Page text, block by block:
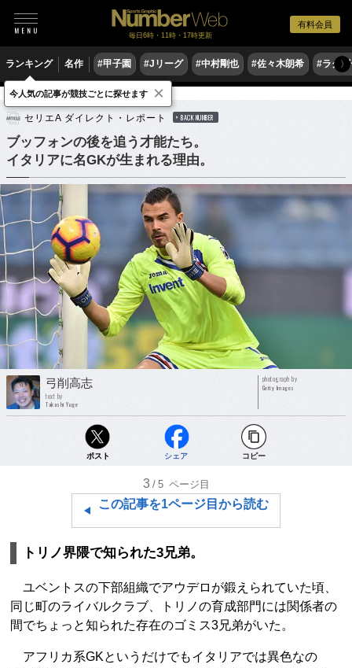
有料会員
毎日6時・11時・17時更新
ランキング 名作 #甲子園 #Jリーグ #中村剛也 #佐々木朗希 #ラグ〉
サッカー 海外サッカー セリエA
セリエA ダイレクト・レポート BACK NUMBER
ブッフォンの後を追う才能たち。
イタリアに名GKが生まれる理由。
弓削高志
text by
Takashi Yuge
photograph by
Getty Images
ポスト シェア コピー
3 /5 ページ目
この記事を1ページ目から読む
トリノ界隈で知られた3兄弟。
ユベントスの下部組織でアウデロが鍛えられていた頃、
同じ町のライバルクラブ、トリノの育成部門には関係者の
間でちょっと知られた存在のゴミス3兄弟がいた。
アフリカ系GKというだけでもイタリアでは異色なの
今人気の記事が競技ごとに探せます ×